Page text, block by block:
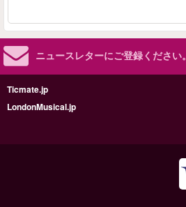
ニュースレターにご登録ください。
Ticmate.jp
LondonMusical.jp